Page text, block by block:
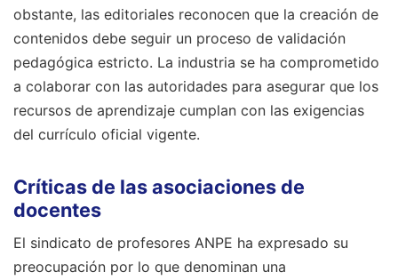
obstante, las editoriales reconocen que la creación de
contenidos debe seguir un proceso de validación
pedagógica estricto. La industria se ha comprometido
a colaborar con las autoridades para asegurar que los
recursos de aprendizaje cumplan con las exigencias
del currículo oficial vigente.
Críticas de las asociaciones de
docentes
El sindicato de profesores ANPE ha expresado su
preocupación por lo que denominan una